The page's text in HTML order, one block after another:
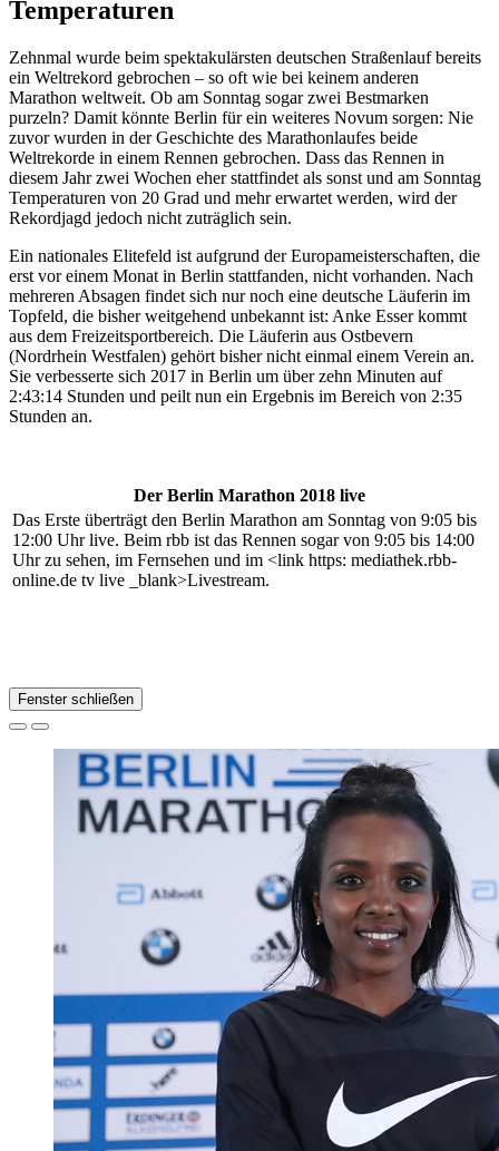
Temperaturen
Zehnmal wurde beim spektakulärsten deutschen Straßenlauf bereits
ein Weltrekord gebrochen – so oft wie bei keinem anderen
Marathon weltweit. Ob am Sonntag sogar zwei Bestmarken
purzeln? Damit könnte Berlin für ein weiteres Novum sorgen: Nie
zuvor wurden in der Geschichte des Marathonlaufes beide
Weltrekorde in einem Rennen gebrochen. Dass das Rennen in
diesem Jahr zwei Wochen eher stattfindet als sonst und am Sonntag
Temperaturen von 20 Grad und mehr erwartet werden, wird der
Rekordjagd jedoch nicht zuträglich sein.
Ein nationales Elitefeld ist aufgrund der Europameisterschaften, die
erst vor einem Monat in Berlin stattfanden, nicht vorhanden. Nach
mehreren Absagen findet sich nur noch eine deutsche Läuferin im
Topfeld, die bisher weitgehend unbekannt ist: Anke Esser kommt
aus dem Freizeitsportbereich. Die Läuferin aus Ostbevern
(Nordrhein Westfalen) gehört bisher nicht einmal einem Verein an.
Sie verbesserte sich 2017 in Berlin um über zehn Minuten auf
2:43:14 Stunden und peilt nun ein Ergebnis im Bereich von 2:35
Stunden an.
Der Berlin Marathon 2018 live
Das Erste überträgt den Berlin Marathon am Sonntag von 9:05 bis
12:00 Uhr live. Beim rbb ist das Rennen sogar von 9:05 bis 14:00
Uhr zu sehen, im Fernsehen und im <link https: mediathek.rbb-
online.de tv live _blank>Livestream.
Fenster schließen